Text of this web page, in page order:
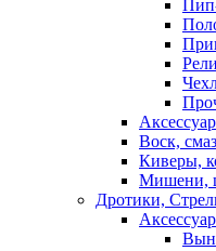
Воск,
Киверы,
Мишени,
Дротики,